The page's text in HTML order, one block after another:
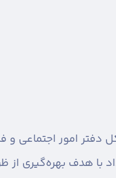
دفتر امور اجتماعی و
با هدف بهره‌گیری